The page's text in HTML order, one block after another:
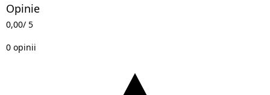
Opinie
0,00/ 5
0 opinii